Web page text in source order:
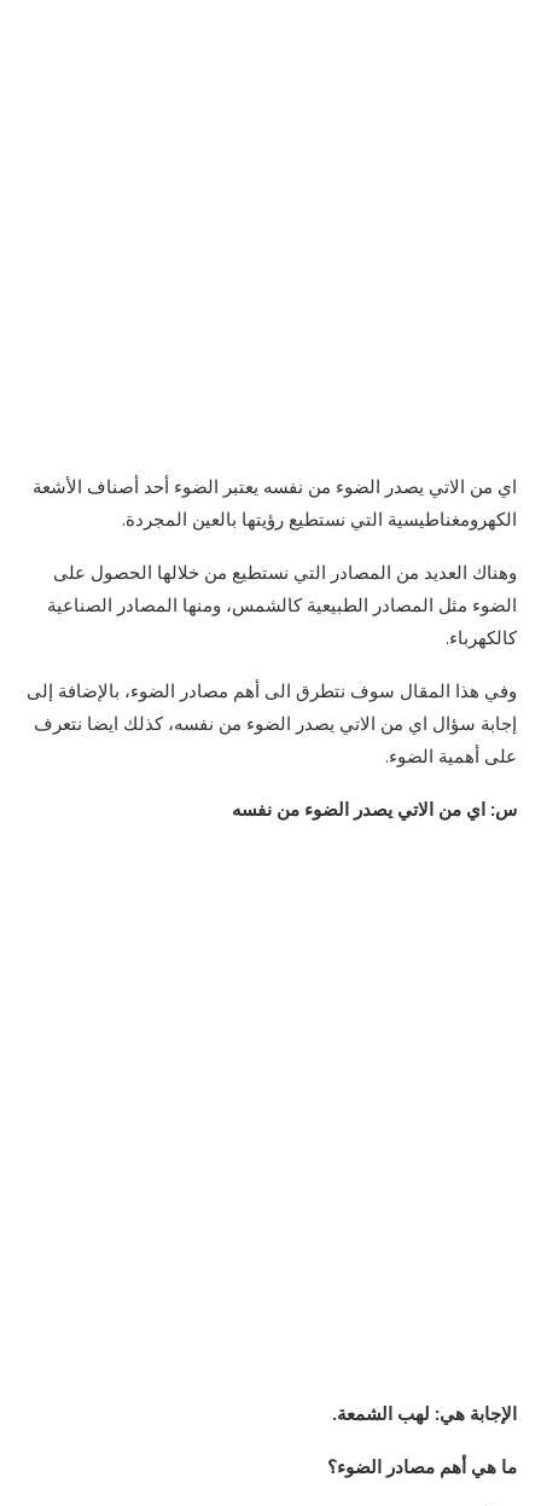
اي من الاتي يصدر الضوء من نفسه يعتبر الضوء أحد أصناف الأشعة
الكهرومغناطيسية التي نستطيع رؤيتها بالعين المجردة.
وهناك العديد من المصادر التي نستطيع من خلالها الحصول على
الضوء مثل المصادر الطبيعية كالشمس، ومنها المصادر الصناعية
كالكهرباء.
وفي هذا المقال سوف نتطرق الى أهم مصادر الضوء، بالإضافة إلى
إجابة سؤال اي من الاتي يصدر الضوء من نفسه، كذلك ايضا نتعرف
على أهمية الضوء.
س: اي من الاتي يصدر الضوء من نفسه
الإجابة هي: لهب الشمعة.
ما هي أهم مصادر الضوء؟